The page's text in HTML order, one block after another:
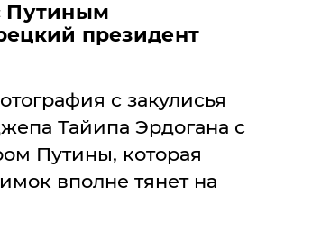
Путиным
президент
с закулисья
Тайипа Эрдогана с
Путины, которая
вполне тянет на